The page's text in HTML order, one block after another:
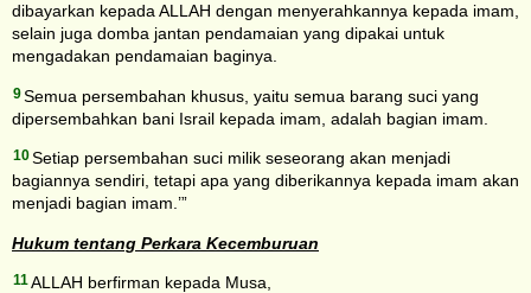
dibayarkan kepada ALLAH dengan menyerahkannya kepada imam,
selain juga domba jantan pendamaian yang dipakai untuk
mengadakan pendamaian baginya.
9Semua persembahan khusus, yaitu semua barang suci yang
dipersembahkan bani Israil kepada imam, adalah bagian imam.
10Setiap persembahan suci milik seseorang akan menjadi
bagiannya sendiri, tetapi apa yang diberikannya kepada imam akan
menjadi bagian imam.’”
Hukum tentang Perkara Kecemburuan
11 ALLAH berfirman kepada Musa,